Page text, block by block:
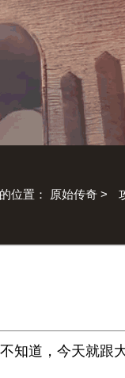
位置： 原始传奇 >
知道，今天就跟